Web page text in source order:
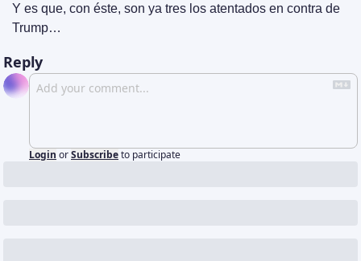
Y es que, con éste, son ya tres los atentados en contra de
Trump…
Reply
Login orSubscribeto participate